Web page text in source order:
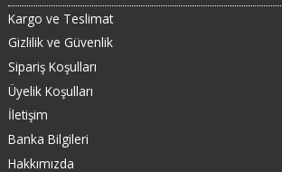
Kargo ve Teslimat
Gizlilik ve Güvenlik
Sipariş Koşulları
Üyelik Koşulları
İletişim
Banka Bilgileri
Hakkımızda